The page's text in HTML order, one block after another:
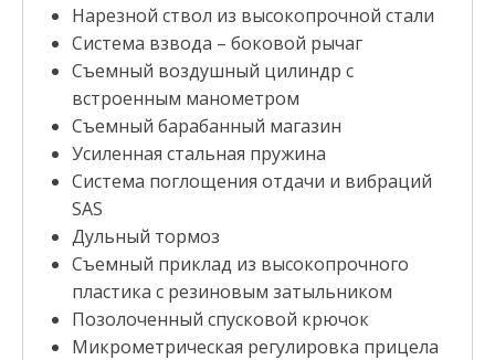
Нарезной ствол из высокопрочной стали
Система взвода – боковой рычаг
Съемный воздушный цилиндр с
встроенным манометром
Съемный барабанный магазин
Усиленная стальная пружина
Система поглощения отдачи и вибраций
SAS
Дульный тормоз
Съемный приклад из высокопрочного
пластика с резиновым затыльником
Позолоченный спусковой крючок
Микрометрическая регулировка прицела